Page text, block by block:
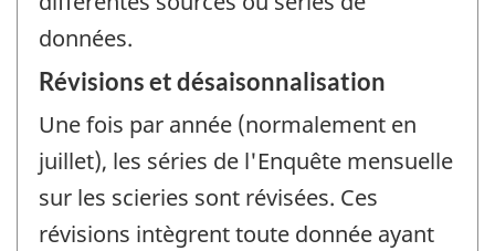
données.
Révisions et désaisonnalisation
Une fois par année (normalement en
juillet), les séries de l'Enquête mensuelle
sur les scieries sont révisées. Ces
révisions intègrent toute donnée ayant